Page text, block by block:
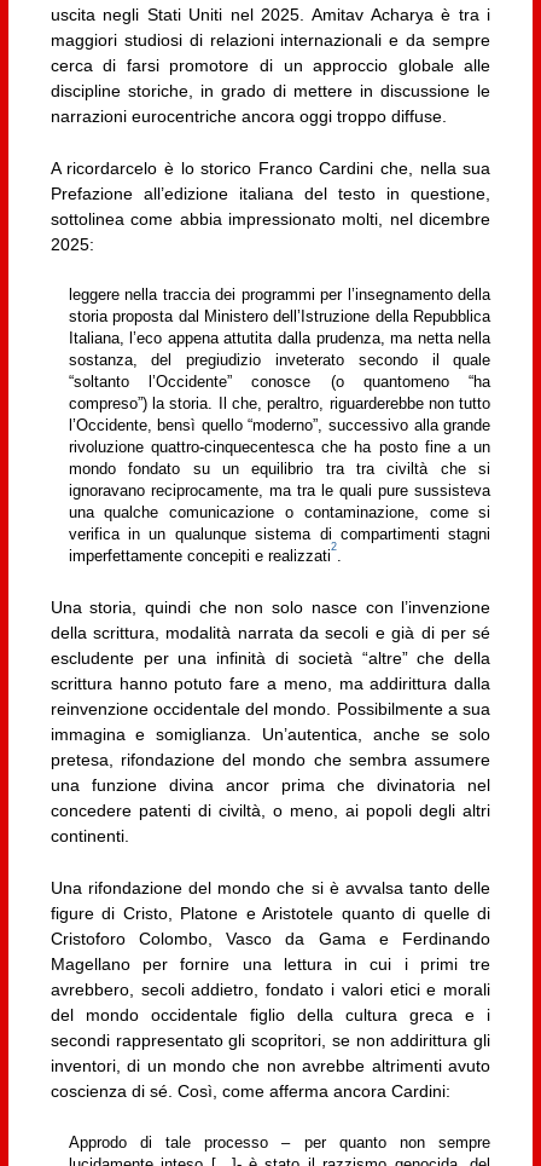
uscita negli Stati Uniti nel 2025. Amitav Acharya è tra i
maggiori studiosi di relazioni internazionali e da sempre
cerca di farsi promotore di un approccio globale alle
discipline storiche, in grado di mettere in discussione le
narrazioni eurocentriche ancora oggi troppo diffuse.
A ricordarcelo è lo storico Franco Cardini che, nella sua
Prefazione all’edizione italiana del testo in questione,
sottolinea come abbia impressionato molti, nel dicembre
2025:
leggere nella traccia dei programmi per l’insegnamento della
storia proposta dal Ministero dell’Istruzione della Repubblica
Italiana, l’eco appena attutita dalla prudenza, ma netta nella
sostanza, del pregiudizio inveterato secondo il quale
“soltanto l’Occidente” conosce (o quantomeno “ha
compreso”) la storia. Il che, peraltro, riguarderebbe non tutto
l’Occidente, bensì quello “moderno”, successivo alla grande
rivoluzione quattro-cinquecentesca che ha posto fine a un
mondo fondato su un equilibrio tra tra civiltà che si
ignoravano reciprocamente, ma tra le quali pure sussisteva
una qualche comunicazione o contaminazione, come si
verifica in un qualunque sistema di compartimenti stagni
imperfettamente concepiti e realizzati
2
.
Una storia, quindi che non solo nasce con l’invenzione
della scrittura, modalità narrata da secoli e già di per sé
escludente per una infinità di società “altre” che della
scrittura hanno potuto fare a meno, ma addirittura dalla
reinvenzione occidentale del mondo. Possibilmente a sua
immagina e somiglianza. Un’autentica, anche se solo
pretesa, rifondazione del mondo che sembra assumere
una funzione divina ancor prima che divinatoria nel
concedere patenti di civiltà, o meno, ai popoli degli altri
continenti.
Una rifondazione del mondo che si è avvalsa tanto delle
figure di Cristo, Platone e Aristotele quanto di quelle di
Cristoforo Colombo, Vasco da Gama e Ferdinando
Magellano per fornire una lettura in cui i primi tre
avrebbero, secoli addietro, fondato i valori etici e morali
del mondo occidentale figlio della cultura greca e i
secondi rappresentato gli scopritori, se non addirittura gli
inventori, di un mondo che non avrebbe altrimenti avuto
coscienza di sé. Così, come afferma ancora Cardini:
Approdo di tale processo – per quanto non sempre